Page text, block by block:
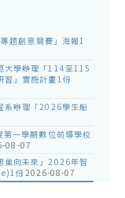
題創意競賽」海報1
大學辦理「114至115
習」實施計畫1份
系辦理「2026學生船
一學期數位前導學校
08-07
巢向未來」2026年智
份2026-08-07